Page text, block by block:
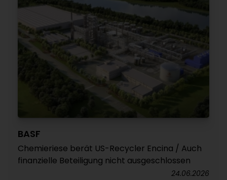
BASF
Chemieriese berät US-Recycler Encina / Auch
finanzielle Beteiligung nicht ausgeschlossen
24.06.2026